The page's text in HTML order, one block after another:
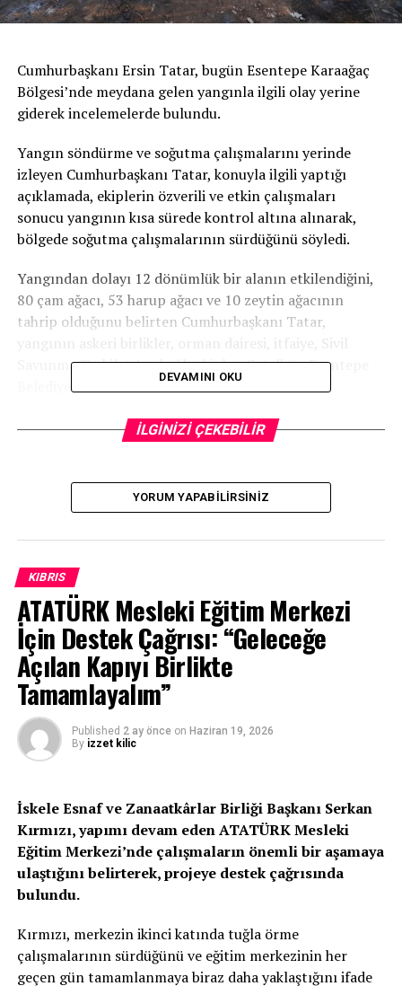
Cumhurbaşkanı Ersin Tatar, bugün Esentepe Karaağaç
Bölgesi’nde meydana gelen yangınla ilgili olay yerine
giderek incelemelerde bulundu.
Yangın söndürme ve soğutma çalışmalarını yerinde
izleyen Cumhurbaşkanı Tatar, konuyla ilgili yaptığı
açıklamada, ekiplerin özverili ve etkin çalışmaları
sonucu yangının kısa sürede kontrol altına alınarak,
bölgede soğutma çalışmalarının sürdüğünü söyledi.
Yangından dolayı 12 dönümlük bir alanın etkilendiğini,
80 çam ağacı, 53 harup ağacı ve 10 zeytin ağacının
tahrip olduğunu belirten Cumhurbaşkanı Tatar,
yangının askeri birlikler, orman dairesi, itfaiye, Sivil
Savunma Teşkilatı’na bağlı ekipler, Çatalköy-Esentepe
Belediyesi ve vatandaşların erken müdahalesiyle
Cumhurbaşkanı Tatar, yangına zamanında ve etkili
yönetimlere ve katkı sağlayan vatandaşlara teşekkür
Cumhurbaşkanı Tatar, yaz ayında meydana gelebilecek
yangınlarla ilgili gerekli tedbirlerin alınması çağrısında
bulundu.
İLGİLİ KONU:
Bu yıl için zahire fiyatları belirlendi… TÜK alımlara
pazartesinden itibaren başlıyor
DEVAMINI OKU
İLGİNİZİ ÇEKEBİLİR
YORUM YAPABILIRSINIZ
KIBRIS
ATATÜRK Mesleki Eğitim Merkezi
İçin Destek Çağrısı: “Geleceğe
Açılan Kapıyı Birlikte
Tamamlayalım”
Published 2 ay önce on Haziran 19, 2026
By izzet kilic
İskele Esnaf ve Zanaatkârlar Birliği Başkanı Serkan
Kırmızı, yapımı devam eden ATATÜRK Mesleki
Eğitim Merkezi’nde çalışmaların önemli bir aşamaya
ulaştığını belirterek, projeye destek çağrısında
bulundu.
Kırmızı, merkezin ikinci katında tuğla örme
çalışmalarının sürdüğünü ve eğitim merkezinin her
geçen gün tamamlanmaya biraz daha yaklaştığını ifade